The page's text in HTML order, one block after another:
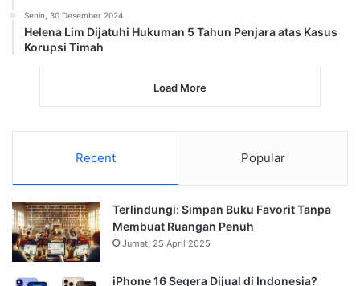
Senin, 30 Desember 2024
Helena Lim Dijatuhi Hukuman 5 Tahun Penjara atas Kasus
Korupsi Timah
Load More
Recent Popular
Terlindungi: Simpan Buku Favorit Tanpa
Membuat Ruangan Penuh
Jumat, 25 April 2025
iPhone 16 Segera Dijual di Indonesia?